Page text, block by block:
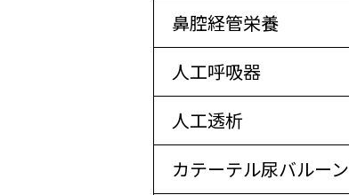
鼻腔経管栄養
人工呼吸器
人工透析
カテーテル尿バルーン